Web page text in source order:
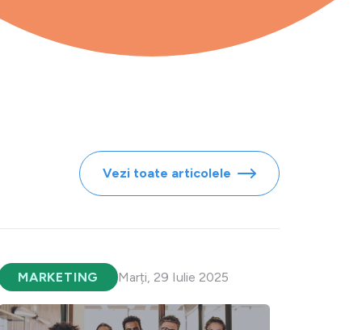
Vezi toate articolele
MARKETING Marți, 29 Iulie 2025